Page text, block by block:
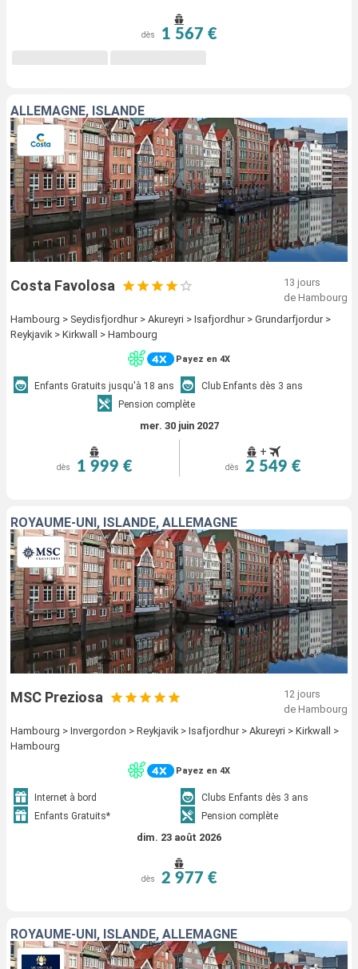
dès 1 567 €
ALLEMAGNE, ISLANDE
Costa Favolosa
13 jours
de Hambourg
Hambourg > Seydisfjordhur > Akureyri > Isafjordhur > Grundarfjordur >
Reykjavik > Kirkwall > Hambourg
Payez en 4X
Enfants Gratuits jusqu'à 18 ans
Club Enfants dès 3 ans
Pension complète
mer. 30 juin 2027
dès 1 999 €
+
dès 2 549 €
ROYAUME-UNI, ISLANDE, ALLEMAGNE
MSC Preziosa
12 jours
de Hambourg
Hambourg > Invergordon > Reykjavik > Isafjordhur > Akureyri > Kirkwall >
Hambourg
Payez en 4X
Internet à bord
Clubs Enfants dès 3 ans
Enfants Gratuits*
Pension complète
dim. 23 août 2026
dès 2 977 €
ROYAUME-UNI, ISLANDE, ALLEMAGNE